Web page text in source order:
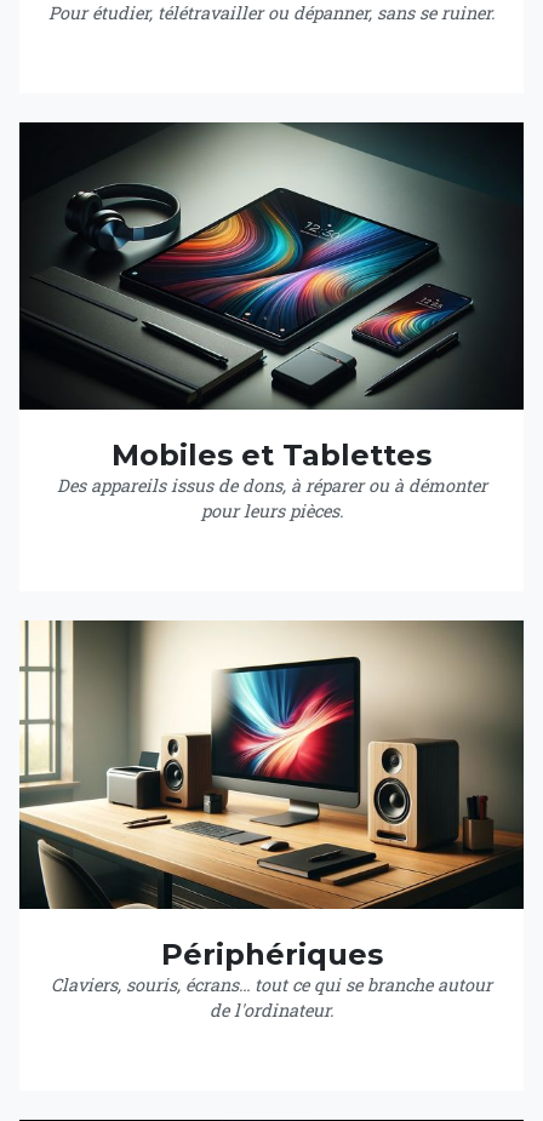
Pour étudier, télétravailler ou dépanner, sans se ruiner.
Mobiles et Tablettes
Des appareils issus de dons, à réparer ou à démonter
pour leurs pièces.
Périphériques
Claviers, souris, écrans… tout ce qui se branche autour
de l'ordinateur.